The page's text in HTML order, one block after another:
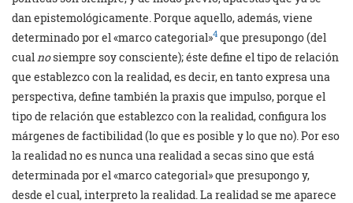
dan epistemológicamente. Porque aquello, además, viene
determinado por el «marco categorial»4 que presupongo (del
cual nosiempre soy consciente); éste define el tipo de relación
que establezco con la realidad, es decir, en tanto expresa una
perspectiva, define también la praxis que impulso, porque el
tipo de relación que establezco con la realidad, configura los
márgenes de factibilidad (lo que es posible y lo que no). Por eso
la realidad no es nunca una realidad a secas sino que está
determinada por el «marco categorial» que presupongo y,
desde el cual, interpreto la realidad. La realidad se me aparece